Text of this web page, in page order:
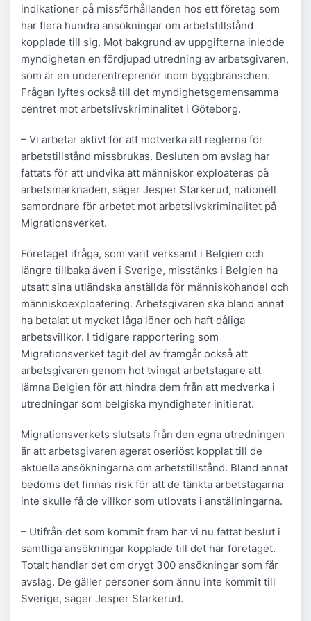
indikationer på missförhållanden hos ett företag som
har flera hundra ansökningar om arbetstillstånd
kopplade till sig. Mot bakgrund av uppgifterna inledde
myndigheten en fördjupad utredning av arbetsgivaren,
som är en underentreprenör inom byggbranschen.
Frågan lyftes också till det myndighetsgemensamma
centret mot arbetslivskriminalitet i Göteborg.
– Vi arbetar aktivt för att motverka att reglerna för
arbetstillstånd missbrukas. Besluten om avslag har
fattats för att undvika att människor exploateras på
arbetsmarknaden, säger Jesper Starkerud, nationell
samordnare för arbetet mot arbetslivskriminalitet på
Migrationsverket.
Företaget ifråga, som varit verksamt i Belgien och
längre tillbaka även i Sverige, misstänks i Belgien ha
utsatt sina utländska anställda för människohandel och
människoexploatering. Arbetsgivaren ska bland annat
ha betalat ut mycket låga löner och haft dåliga
arbetsvillkor. I tidigare rapportering som
Migrationsverket tagit del av framgår också att
arbetsgivaren genom hot tvingat arbetstagare att
lämna Belgien för att hindra dem från att medverka i
utredningar som belgiska myndigheter initierat.
Migrationsverkets slutsats från den egna utredningen
är att arbetsgivaren agerat oseriöst kopplat till de
aktuella ansökningarna om arbetstillstånd. Bland annat
bedöms det finnas risk för att de tänkta arbetstagarna
inte skulle få de villkor som utlovats i anställningarna.
– Utifrån det som kommit fram har vi nu fattat beslut i
samtliga ansökningar kopplade till det här företaget.
Totalt handlar det om drygt 300 ansökningar som får
avslag. De gäller personer som ännu inte kommit till
Sverige, säger Jesper Starkerud.